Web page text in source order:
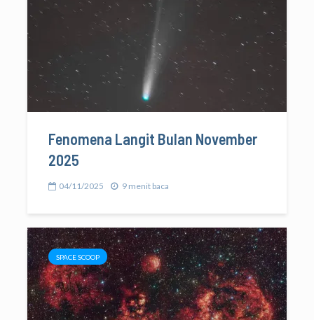
Fenomena Langit Bulan November
2025
04/11/2025 9 menit baca
SPACE SCOOP